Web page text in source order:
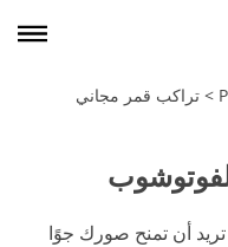
> تراكب قمر مجاني
أن تمنح صورك جوًا